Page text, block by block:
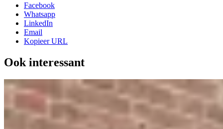
Facebook
Whatsapp
LinkedIn
Email
Kopieer URL
Ook interessant